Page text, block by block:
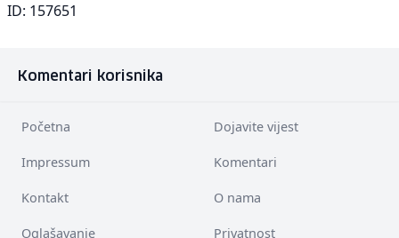
ID: 157651
Komentari korisnika
Početna Dojavite vijest
Impressum Komentari
Kontakt O nama
Oglašavanje Privatnost